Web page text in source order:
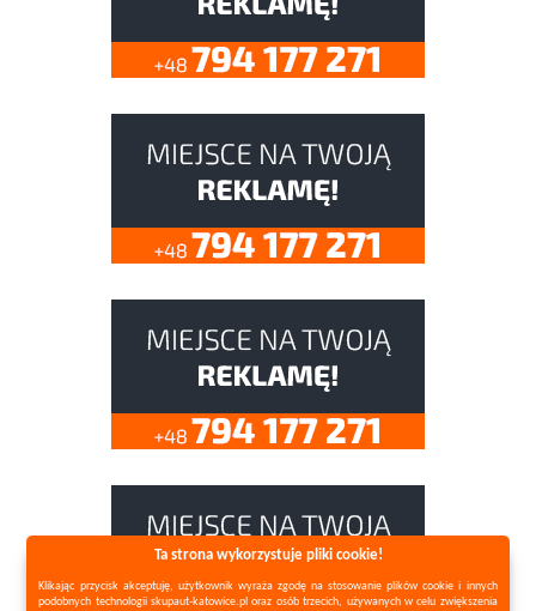
Ta strona wykorzystuje pliki cookie!
Klikając przycisk akceptuję, użytkownik wyraża zgodę na stosowanie plików cookie i innych
podobnych technologii skupaut-katowice.pl oraz osób trzecich, używanych w celu zwiększenia